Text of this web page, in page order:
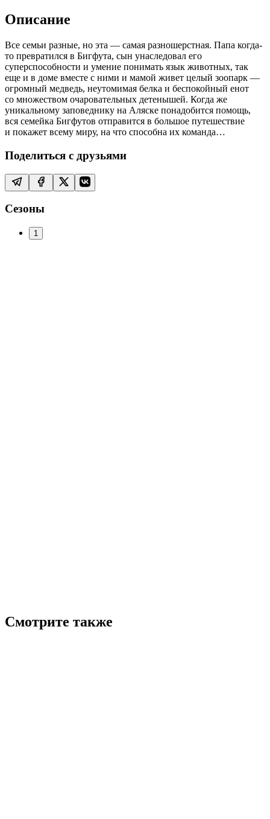
Описание
Все семьи разные, но эта — самая разношерстная. Папа когда-
то превратился в Бигфута, сын унаследовал его
суперспособности и умение понимать язык животных, так
еще и в доме вместе с ними и мамой живет целый зоопарк —
огромный медведь, неутомимая белка и беспокойный енот
со множеством очаровательных детенышей. Когда же
уникальному заповеднику на Аляске понадобится помощь,
вся семейка Бигфутов отправится в большое путешествие
и покажет всему миру, на что способна их команда…
Поделиться с друзьями
Сезоны
1
Смотрите также